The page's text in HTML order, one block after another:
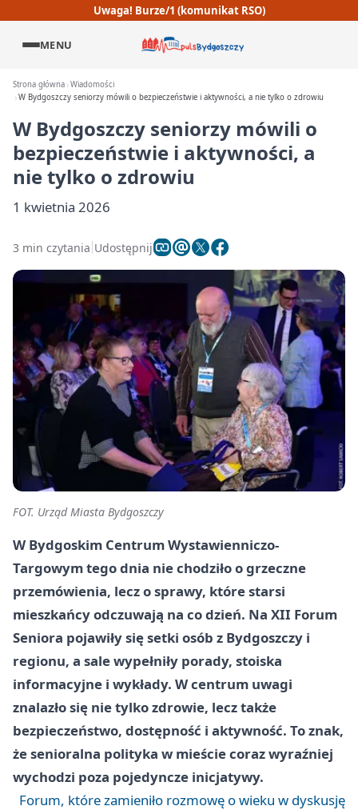
Uwaga! Burze/1 (komunikat RSO)
MENU
Strona główna Wiadomości
W Bydgoszczy seniorzy mówili o bezpieczeństwie i aktywności, a nie tylko o zdrowiu
W Bydgoszczy seniorzy mówili o
bezpieczeństwie i aktywności, a
nie tylko o zdrowiu
1 kwietnia 2026
3 min czytania Udostępnij
FOT. Urząd Miasta Bydgoszczy
W Bydgoskim Centrum Wystawienniczo-
Targowym tego dnia nie chodziło o grzeczne
przemówienia, lecz o sprawy, które starsi
mieszkańcy odczuwają na co dzień. Na XII Forum
Seniora pojawiły się setki osób z Bydgoszczy i
regionu, a sale wypełniły porady, stoiska
informacyjne i wykłady. W centrum uwagi
znalazło się nie tylko zdrowie, lecz także
bezpieczeństwo, dostępność i aktywność. To znak,
że senioralna polityka w mieście coraz wyraźniej
wychodzi poza pojedyncze inicjatywy.
Forum, które zamieniło rozmowę o wieku w dyskusję